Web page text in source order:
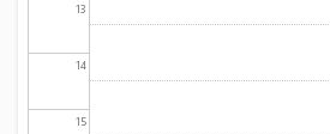
13
14
15